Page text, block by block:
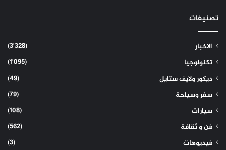
تصنيفات
الاخبار
(3٬328)
تكنولوجيا
(1٬095)
ديكور ولايف ستايل
(49)
سفر وسياحة
(79)
سيارات
(108)
فن و ثقافة
(562)
فيديوهات
(3)